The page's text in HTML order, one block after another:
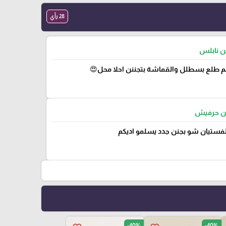
28 رأي
نابلس
طلع بسطلل والقماشة بتجننن احلا محل😍
من حرفيش
شو بجنن جدد يسلمو اديكم